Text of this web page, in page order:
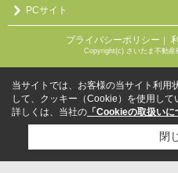
PCサイト
プライバシーポリシー ｜
Copyright(c) さいたま不動産
当サイトでは、お客様の当サイト利用
して、クッキー（Cookie）を使用して
詳しくは、当社の 「Cookieの取扱いに
閉